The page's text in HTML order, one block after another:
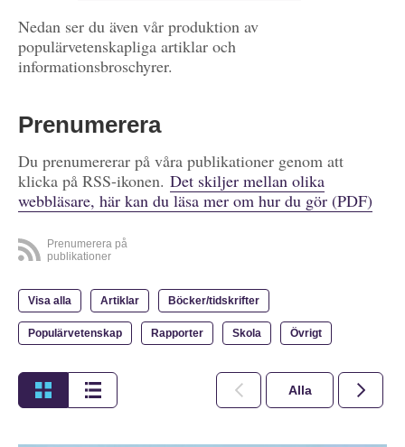
Nedan ser du även vår produktion av
populärvetenskapliga artiklar och
informationsbroschyrer.
Prenumerera
Du prenumererar på våra publikationer genom att
klicka på RSS-ikonen. Det skiljer mellan olika
webbläsare, här kan du läsa mer om hur du gör (PDF)
Prenumerera på
publikationer
Visa alla Artiklar Böcker/tidskrifter
Populärvetenskap Rapporter Skola Övrigt
Alla 2026